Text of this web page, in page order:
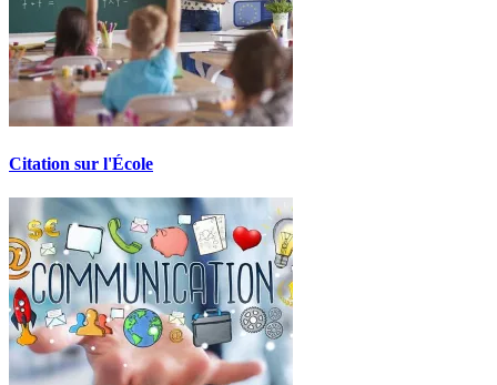
Citation sur l'École